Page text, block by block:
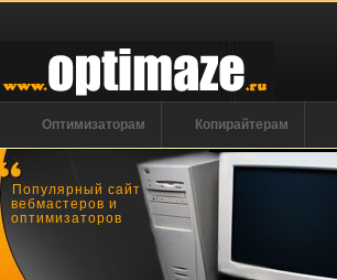
Оптимизаторам Копирайтерам
Популярный сайт
вебмастеров и
оптимизаторов